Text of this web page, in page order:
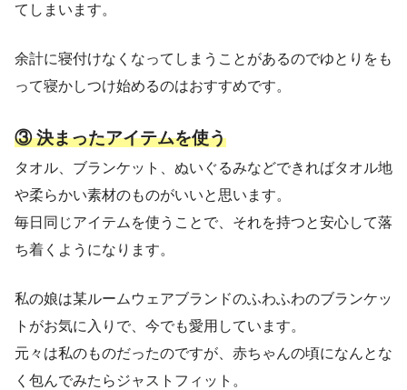
てしまいます。
余計に寝付けなくなってしまうことがあるのでゆとりをも
って寝かしつけ始めるのはおすすめです。
③ 決まったアイテムを使う
タオル、ブランケット、ぬいぐるみなどできればタオル地
や柔らかい素材のものがいいと思います。
毎日同じアイテムを使うことで、それを持つと安心して落
ち着くようになります。
私の娘は某ルームウェアブランドのふわふわのブランケッ
トがお気に入りで、今でも愛用しています。
元々は私のものだったのですが、赤ちゃんの頃になんとな
く包んでみたらジャストフィット。